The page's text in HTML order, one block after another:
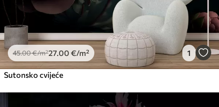
45.00€/m²27 .00 €/m² 1
Sutonsko cvijeće